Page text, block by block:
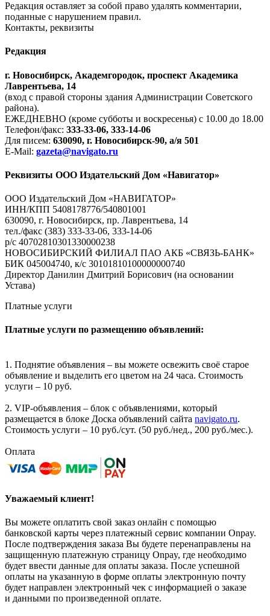
Редакция оставляет за собой право удалять комментарии,
поданные с нарушением правил.
Контакты, реквизиты
Редакция
г. Новосибирск, Академгородок, проспект Академика
Лаврентьева, 14
(вход с правой стороны здания Администрации Советского
района).
ЕЖЕДНЕВНО (кроме субботы и воскресенья) с 10.00 до 18.00
Телефон/факс: 333-33-06, 333-14-06
Для писем: 630090, г. Новосибирск-90, а/я 501
E-Mail: gazeta@navigato.ru
Реквизиты ООО Издательский Дом «Навигатор»
ООО Издательский Дом «НАВИГАТОР»
ИНН/КПП 5408178776/540801001
630090, г. Новосибирск, пр. Лаврентьева, 14
тел./факс (383) 333-33-06, 333-14-06
р/с 40702810301330000238
НОВОСИБИРСКИЙ ФИЛИАЛ ПАО АКБ «СВЯЗЬ-БАНК»
БИК 045004740, к/с 30101810100000000740
Директор Данилин Дмитрий Борисович (на основании
Устава)
Платные услуги
Платные услуги по размещению объявлений:
1. Поднятие объявления – вы можете освежить своё старое
объявление и выделить его цветом на 24 часа. Стоимость
услуги – 10 руб.
2. VIP-объявления – блок с объявлениями, который
размещается в блоке Доска объявлений сайта navigato.ru.
Стоимость услуги – 10 руб./сут. (50 руб./нед., 200 руб./мес.).
Оплата
Уважаемый клиент!
Вы можете оплатить свой заказ онлайн с помощью
банковской карты через платежный сервис компании Onpay.
После подтверждения заказа Вы будете перенаправлены на
защищенную платежную страницу Onpay, где необходимо
будет ввести данные для оплаты заказа. После успешной
оплаты на указанную в форме оплаты электронную почту
будет направлен электронный чек с информацией о заказе
и данными по произведенной оплате.